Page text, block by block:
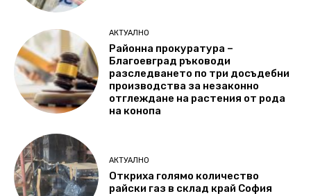
АКТУАЛНО
Районна прокуратура –
Благоевград ръководи
разследването по три досъдебни
производства за незаконно
отглеждане на растения от рода
на конопа
АКТУАЛНО
Откриха голямо количество
райски газ в склад край София